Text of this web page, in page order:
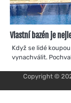
Vlastní bazén je
Když se lidé
vynachválit.
Copyright ©